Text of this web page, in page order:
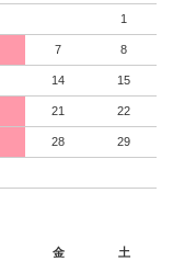
1
7 8
14 15
21 22
28 29
金 土